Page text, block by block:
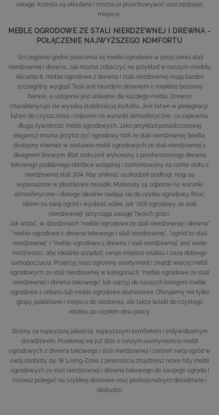
uwagę. Krzesła są składane i można je przechowywać oszczędzając
miejsce.
MEBLE OGRODOWE ZE STALI NIERDZEWNEJ I DREWNA -
POŁĄCZENIE NAJWYŻSZEGO KOMFORTU
Szczególnie godne polecenia są meble ogrodowe w połączeniu stali
nierdzewnej i drewna. Jak można zobaczyć na przykład w naszym modelu
Alicante 8, meble ogrodowe z drewna i stali nierdzewnej mają bardzo
szczególny wygląd. Teak jest twardym drewnem o miękkiej beżowej
barwie, a usłojenie jest unikalne dla każdego mebla. Drewno
charakteryzuje się wysoką stabilnością kształtu. Jest łatwe w pielęgnacji,
łatwe do czyszczenia i odporne na warunki atmosferyczne, co zapewnia
długą żywotność mebli ogrodowych. Jako przykład ponadczasowej
elegancji można przytoczyć ogrodowy stół ze stali nierdzewnej Sevilla
dostępny również w zestawie mebli ogrodowych ze stali nierdzewnej z
designem linowym. Blat stołu jest wykonany z przetworzonego drewna
tekowego poddanego obróbce wstępnej i zamontowany na ramie stołu z
nierdzewnej stali 304. Aby uniknąć uszkodzeń podłogi, nogi są
wyposażone w plastikowe nasadki. Materiały są odporne na warunki
atmosferyczne i dlatego idealnie nadają się do użytku ogrodowy. Rzuć
okiem na swój ogród i wyobraź sobie, jak "stół ogrodowy ze stali
nierdzewnej" przyciąga uwagę Twoich gości.
Jak widać, w dziedzinach "meble ogrodowe ze stali nierdzewnej i drewna",
"meble ogrodowe z drewna tekowego i stali nierdzewnej", "ogród ze stali
nierdzewnej" i "meble ogrodowe z drewna i stali nierdzewnej" jest wiele
możliwości, aby idealnie urządzić swoje miejsce relaksu i oazę dobrego
samopoczucia. Przejrzyj nasz ogromny asortyment i znajdź więcej mebli
ogrodowych ze stali nierdzewnej w kategoriach "meble ogrodowe ze stali
nierdzewnej i drewna tekowego" lub zajrzyj do naszych kategorii meble
ogrodowe z rattanu lub meble ogrodowe aluminiowe. Oferujemy nie tylko
grupy jadalniane i miejsca do siedzenia, ale także leżaki do czystego
relaksu po ciężkim dniu pracy.
Stoimy za najwyższą jakością, najwyższym komfortem i indywidualnym
doradztwem. Przekonaj się już dziś o naszym asortymencie mebli
ogrodowych z drewna tekowego i stali nierdzewnej i zamień swój ogród w
swój osobisty raj. W Living-Zone z pewnością znajdziesz nowe hity mebli
ogrodowych ze stali nierdzewnej i drewna tekowego do swojego ogrodu i
możesz polegać na szybkiej dostawie oraz profesjonalnym doradztwie i
obsłudze.